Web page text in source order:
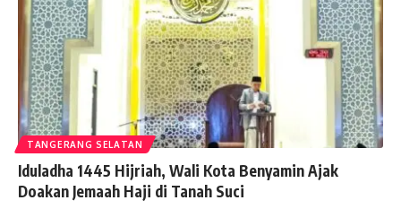
TANGERANG SELATAN
Iduladha 1445 Hijriah, Wali Kota Benyamin Ajak
Doakan Jemaah Haji di Tanah Suci